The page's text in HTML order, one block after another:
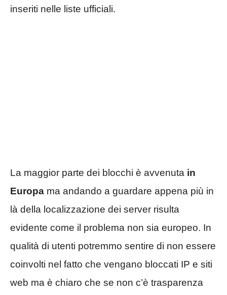
inseriti nelle liste ufficiali.
La maggior parte dei blocchi è avvenuta in
Europa ma andando a guardare appena più in
là della localizzazione dei server risulta
evidente come il problema non sia europeo. In
qualità di utenti potremmo sentire di non essere
coinvolti nel fatto che vengano bloccati IP e siti
web ma è chiaro che se non c’è trasparenza